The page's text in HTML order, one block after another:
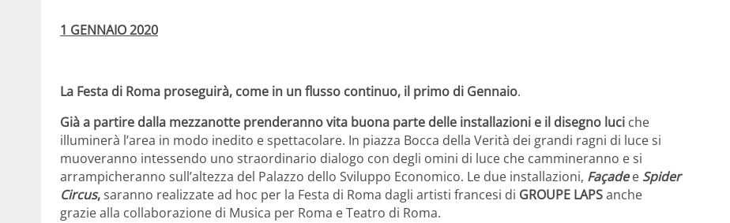
1 GENNAIO 2020
La Festa di Roma proseguirà, come in un flusso continuo, il primo di Gennaio.
Già a partire dalla mezzanotte prenderanno vita buona parte delle installazioni e il disegno luci che
illuminerà l’area in modo inedito e spettacolare. In piazza Bocca della Verità dei grandi ragni di luce si
muoveranno intessendo uno straordinario dialogo con degli omini di luce che cammineranno e si
arrampicheranno sull’altezza del Palazzo dello Sviluppo Economico. Le due installazioni, Façadee Spider
Circus,saranno realizzate ad hoc per la Festa di Roma dagli artisti francesi di GROUPE LAPSanche
grazie alla collaborazione di Musica per Roma e Teatro di Roma.